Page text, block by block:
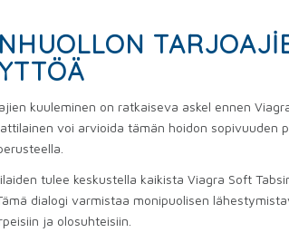
kuuleminen on ratkaiseva askel ennen
voi arvioida tämän hoidon sopivuuden
tulee keskustella kaikista Viagra Soft
dialogi varmistaa monipuolisen
ja olosuhteisiin.